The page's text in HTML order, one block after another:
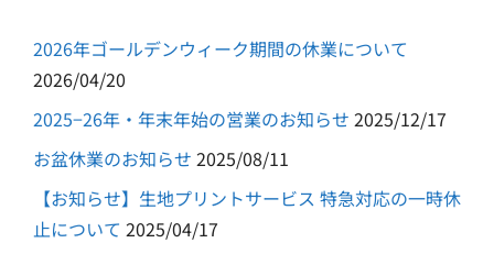
2026年ゴールデンウィーク期間の休業について
2026/04/20
2025−26年・年末年始の営業のお知らせ 2025/12/17
お盆休業のお知らせ 2025/08/11
【お知らせ】生地プリントサービス 特急対応の一時休
止について 2025/04/17